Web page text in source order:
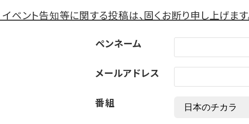
ント告知等に関する投稿は、固くお断り申し上げます
ペンネーム
メールアドレス
番組